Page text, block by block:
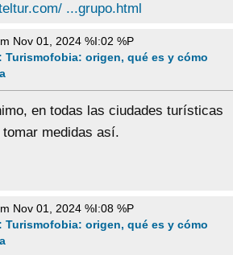
...grupo.html
Nov 01, 2024 %I:02 %P
Turismofobia: origen, qué es y cómo
en todas las ciudades turísticas
tomar medidas así.
Nov 01, 2024 %I:08 %P
Turismofobia: origen, qué es y cómo